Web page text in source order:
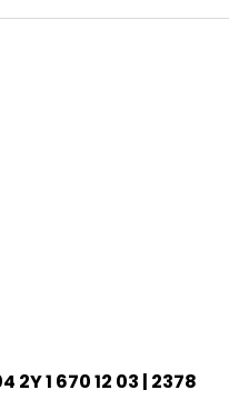
2Y 1 670 12 03 | 2378